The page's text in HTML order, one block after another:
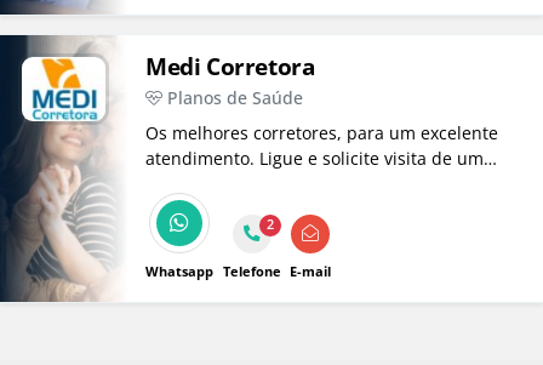
Medi Corretora
Planos de Saúde
Os melhores corretores, para um excelente
atendimento. Ligue e solicite visita de um
individuais e empresariais.
Whatsapp
2
Telefone E-mail